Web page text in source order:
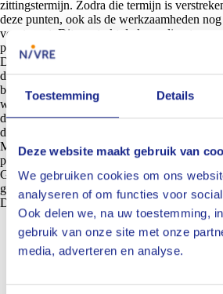
Toestemming Details
Deze website maakt gebruik van
We gebruiken cookies om ons
analyseren of om functies voor
Ook delen we, na uw toestemming,
gebruik van onze site met onze
media, adverteren en analyse.
zittingstermijn. Zodra die termijn is
deze punten, ook als de werkzaamheden
voortgezet. Dit versterkt de koppeling tussen
permanente educatie.
Daarnaast is een bepaling opgenomen over
de gedragscode, met name waar het
bestuur kan in dergelijke gevallen overgaan
waarschuwing, tijdelijke schorsing of, bij
definitieve uitsluiting. Daarmee wordt
de Gedragscode niet vrijblijvend is.
Met deze wijzigingen blijft het NIVRE
professionele en integere bestuurscultuur. De
Gedragscode draagt daarmee bij aan een
governance binnen de organisatie.
De geactualiseerde Gedragscode vind jehier.